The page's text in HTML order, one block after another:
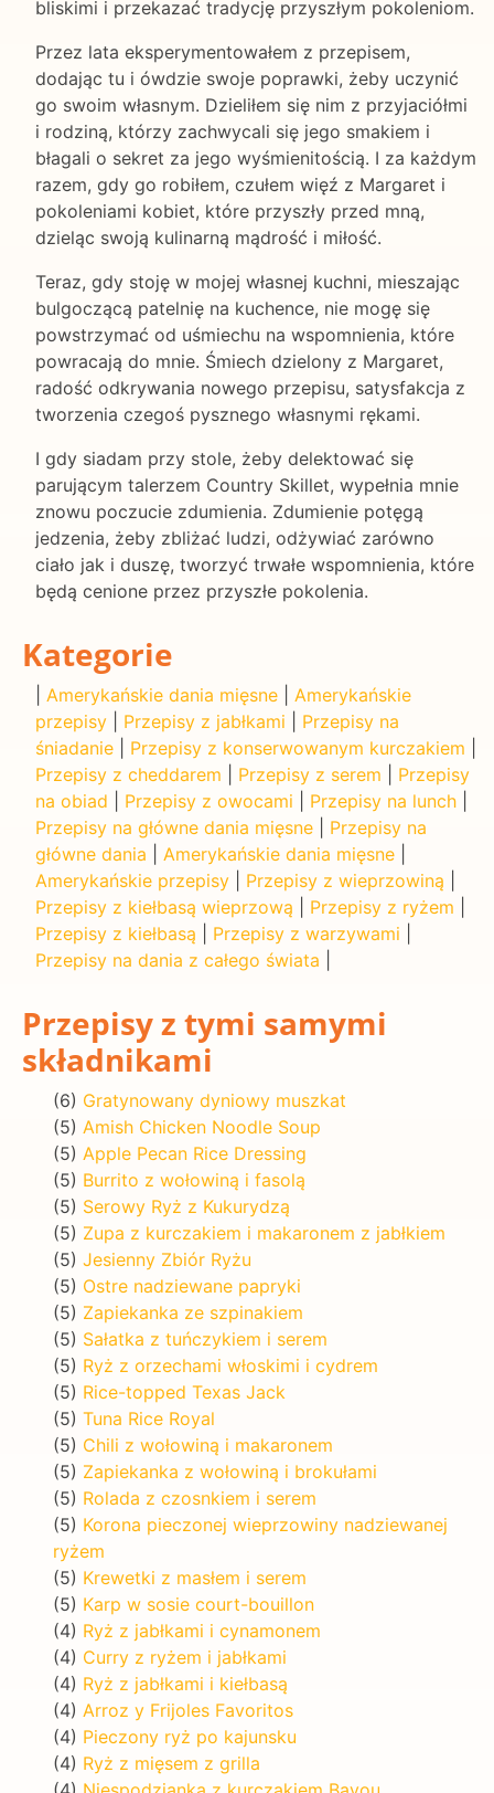
bliskimi i przekazać tradycję przyszłym pokoleniom.
Przez lata eksperymentowałem z przepisem,
dodając tu i ówdzie swoje poprawki, żeby uczynić
go swoim własnym. Dzieliłem się nim z przyjaciółmi
i rodziną, którzy zachwycali się jego smakiem i
błagali o sekret za jego wyśmienitością. I za każdym
razem, gdy go robiłem, czułem więź z Margaret i
pokoleniami kobiet, które przyszły przed mną,
dzieląc swoją kulinarną mądrość i miłość.
Teraz, gdy stoję w mojej własnej kuchni, mieszając
bulgoczącą patelnię na kuchence, nie mogę się
powstrzymać od uśmiechu na wspomnienia, które
powracają do mnie. Śmiech dzielony z Margaret,
radość odkrywania nowego przepisu, satysfakcja z
tworzenia czegoś pysznego własnymi rękami.
I gdy siadam przy stole, żeby delektować się
parującym talerzem Country Skillet, wypełnia mnie
znowu poczucie zdumienia. Zdumienie potęgą
jedzenia, żeby zbliżać ludzi, odżywiać zarówno
ciało jak i duszę, tworzyć trwałe wspomnienia, które
będą cenione przez przyszłe pokolenia.
Kategorie
Amerykańskie dania mięsne
Amerykańskie
przepisy
Przepisy z jabłkami
Przepisy na
śniadanie
Przepisy z konserwowanym kurczakiem
Przepisy z cheddarem
Przepisy z serem
Przepisy
na obiad
Przepisy z owocami Przepisy na lunch
Przepisy na główne dania mięsne
Przepisy na
główne dania
Amerykańskie dania mięsne
Amerykańskie przepisy
Przepisy z wieprzowiną
Przepisy z kiełbasą wieprzową
Przepisy z ryżem
Przepisy z kiełbasą
Przepisy z warzywami
Przepisy na dania z całego świata
Przepisy z tymi samymi
składnikami
(6) Gratynowany dyniowy muszkat
(5) Amish Chicken Noodle Soup
(5) Apple Pecan Rice Dressing
(5) Burrito z wołowiną i fasolą
(5) Serowy Ryż z Kukurydzą
(5) Zupa z kurczakiem i makaronem z jabłkiem
(5) Jesienny Zbiór Ryżu
(5) Ostre nadziewane papryki
(5) Zapiekanka ze szpinakiem
(5) Sałatka z tuńczykiem i serem
(5) Ryż z orzechami włoskimi i cydrem
(5) Rice-topped Texas Jack
(5) Tuna Rice Royal
(5) Chili z wołowiną i makaronem
(5) Zapiekanka z wołowiną i brokułami
(5) Rolada z czosnkiem i serem
(5) Korona pieczonej wieprzowiny nadziewanej
ryżem
(5) Krewetki z masłem i serem
(5) Karp w sosie court-bouillon
(4) Ryż z jabłkami i cynamonem
(4) Curry z ryżem i jabłkami
(4) Ryż z jabłkami i kiełbasą
(4) Arroz y Frijoles Favoritos
(4) Pieczony ryż po kajunsku
(4) Ryż z mięsem z grilla